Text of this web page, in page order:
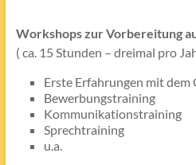
Workshops zur Vorbereitung
( ca. 15 Stunden – dreimal pro
Erste Erfahrungen mit dem
Bewerbungstraining
Kommunikationstraining
Sprechtraining
u.a.